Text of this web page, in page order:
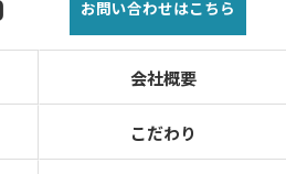
お問い合わせはこちら
会社概要
こだわり